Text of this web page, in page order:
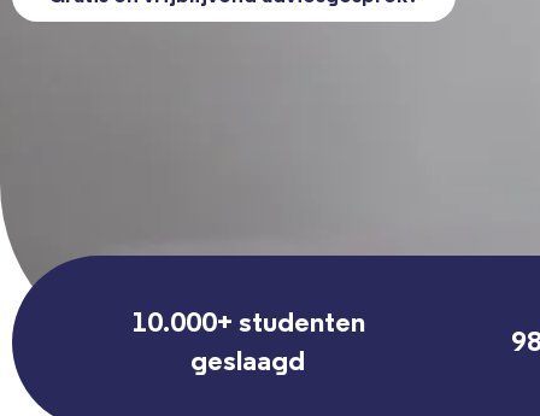
10.000+ studenten
geslaagd